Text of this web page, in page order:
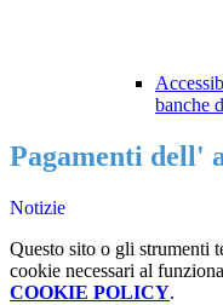
banche
Pagamenti dell'
Notizie
Questo sito o gli strumenti
cookie necessari al
COOKIE POLICY.